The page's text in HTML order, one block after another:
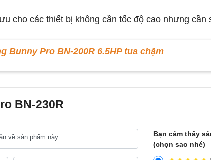
cho các thiết bị không cần tốc độ cao nhưng cần
Bunny Pro BN-200R 6.5HP tua chậm
BN-230R
Bạn cảm thấy
(chọn sao nhé)